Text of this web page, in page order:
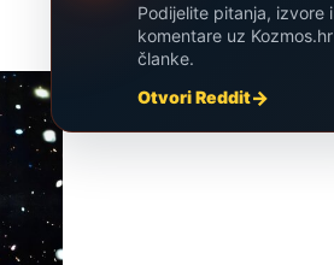
Podijelite pitanja, izvore i
komentare uz Kozmos.hr
članke.
Otvori Reddit